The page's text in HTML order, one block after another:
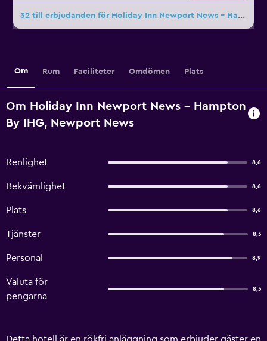
32 till erbjudanden för Holiday Inn Newport News - Hampton By IHG
Om Rum Faciliteter Omdömen Plats
Om Holiday Inn Newport News - Hampton
By IHG, Newport News
Renlighet 8,6
Bekvämlighet 8,6
Plats 8,6
Tjänster 8,3
Personal 8,9
Valuta för
pengarna
8,3